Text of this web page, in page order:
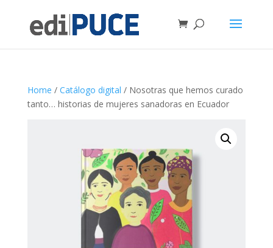
Home / Catálogo digital / Nosotras que hemos curado
tanto… historias de mujeres sanadoras en Ecuador